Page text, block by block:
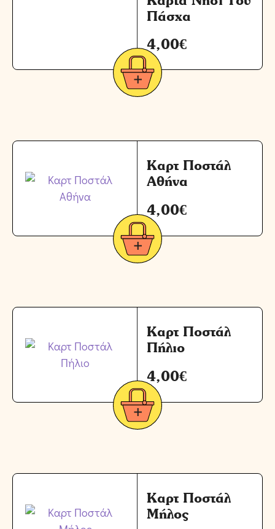
Πάσχα
4,00€
Καρτ Ποστάλ
Αθήνα
4,00€
Καρτ Ποστάλ
Πήλιο
4,00€
Καρτ Ποστάλ
Μήλος